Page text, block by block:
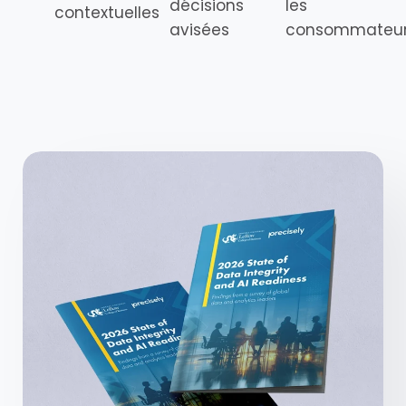
contextuelles décisions
avisées
les